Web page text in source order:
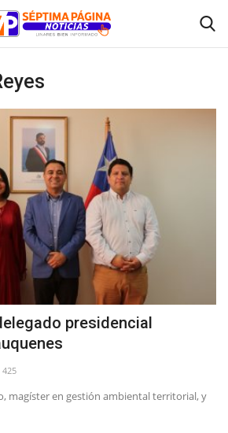
presidencial
425
magíster en gestión ambiental territorial, y